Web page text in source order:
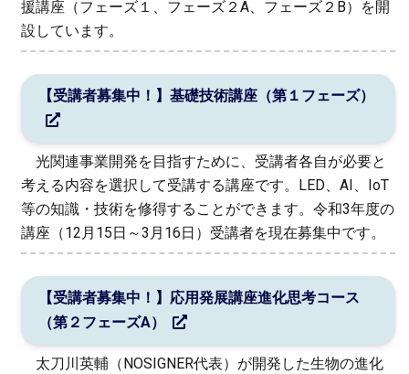
援講座（フェーズ１、フェーズ２A、フェーズ２B）を開
設しています。
【受講者募集中！】基礎技術講座（第１フェーズ）
光関連事業開発を目指すために、受講者各自が必要と
考える内容を選択して受講する講座です。LED、AI、IoT
等の知識・技術を修得することができます。令和3年度の
講座（12月15日～3月16日）受講者を現在募集中です。
【受講者募集中！】応用発展講座進化思考コース
（第２フェーズA）
太刀川英輔（NOSIGNER代表）が開発した生物の進化